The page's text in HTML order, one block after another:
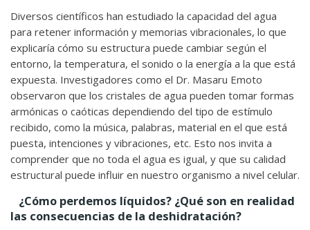
Diversos científicos han estudiado la capacidad del agua
para retener información y memorias vibracionales, lo que
explicaría cómo su estructura puede cambiar según el
entorno, la temperatura, el sonido o la energía a la que está
expuesta. Investigadores como el Dr. Masaru Emoto
observaron que los cristales de agua pueden tomar formas
armónicas o caóticas dependiendo del tipo de estímulo
recibido, como la música, palabras, material en el que está
puesta, intenciones y vibraciones, etc. Esto nos invita a
comprender que no toda el agua es igual, y que su calidad
estructural puede influir en nuestro organismo a nivel celular.
¿Cómo perdemos líquidos? ¿Qué son en realidad
las consecuencias de la deshidratación?